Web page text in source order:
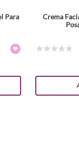
Para
Crema